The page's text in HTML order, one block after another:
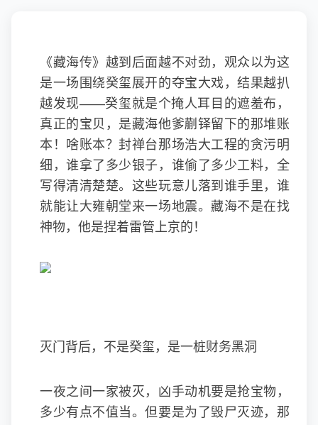
《藏海传》越到后面越不对劲，观众以为这
是一场围绕癸玺展开的夺宝大戏，结果越扒
越发现——癸玺就是个掩人耳目的遮羞布，
真正的宝贝，是藏海他爹蒯铎留下的那堆账
本！啥账本？封禅台那场浩大工程的贪污明
细，谁拿了多少银子，谁偷了多少工料，全
写得清清楚楚。这些玩意儿落到谁手里，谁
就能让大雍朝堂来一场地震。藏海不是在找
神物，他是捏着雷管上京的！
灭门背后，不是癸玺，是一桩财务黑洞
一夜之间一家被灭，凶手动机要是抢宝物，
多少有点不值当。但要是为了毁尸灭迹，那